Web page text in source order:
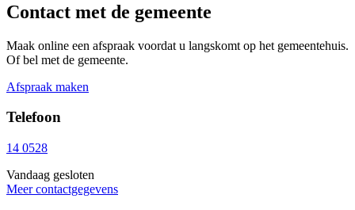
Contact met de gemeente
Maak online een afspraak voordat u langskomt op het gemeentehuis.
Of bel met de gemeente.
Afspraak maken
Telefoon
14 0528
Vandaag gesloten
Meer contactgegevens